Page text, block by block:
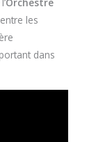
les
dans